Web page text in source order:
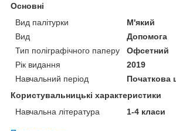
Основні
Вид палітурки
М'який
Вид
Допомога
Тип поліграфічного паперу
Офсетний
Рік видання
2019
Навчальний період
Початкова
Користувальницькі характеристики
Навчальна література
1-4 класи